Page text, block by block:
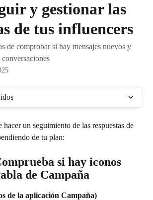
y gestionar las
de tus influencers
de comprobar si hay mensajes nuevos y
hacer un seguimiento de las respuestas de
de tu plan:
si hay iconos
de Campaña
de la aplicación Campaña)